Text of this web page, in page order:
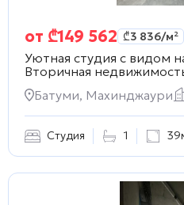
от ₾149 562 ₾3 836/м²
Уютная студия с видом
Вторичная
Батуми, Махинджаури
Студия 1